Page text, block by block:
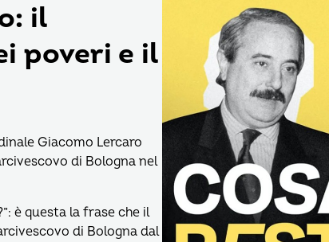
il
poveri e il
Giacomo Lercaro
di Bologna nel
è questa la frase che il
di Bologna dal